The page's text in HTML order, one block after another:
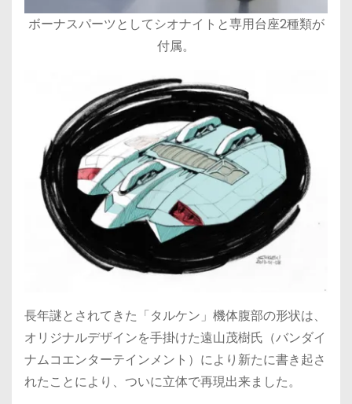
ボーナスパーツとしてシオナイトと専用台座2種類が
付属。
長年謎とされてきた「タルケン」機体腹部の形状は、
オリジナルデザインを手掛けた遠山茂樹氏（バンダイ
ナムコエンターテインメント）により新たに書き起さ
れたことにより、ついに立体で再現出来ました。